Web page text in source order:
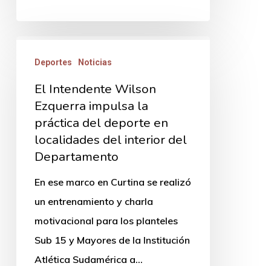
Intendente
Wilson
Ezquerra
impulsa
práctica
deporte
localidades
Deportes Noticias
El Intendente Wilson
Ezquerra impulsa la
práctica del deporte en
localidades del interior del
Departamento
En ese marco en Curtina se realizó
un entrenamiento y charla
motivacional para los planteles
Sub 15 y Mayores de la Institución
Atlética Sudamérica a…